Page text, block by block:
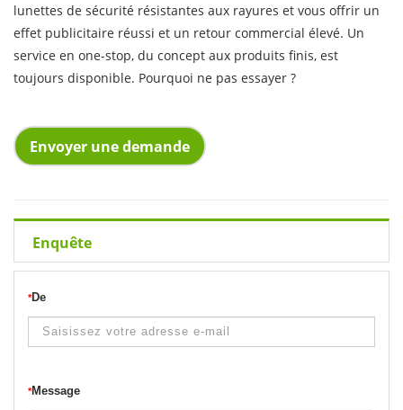
lunettes de sécurité résistantes aux rayures et vous offrir un
effet publicitaire réussi et un retour commercial élevé. Un
service en one-stop, du concept aux produits finis, est
toujours disponible. Pourquoi ne pas essayer ?
Envoyer une demande
Enquête
*De
*Message